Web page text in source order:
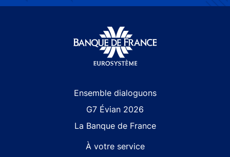
Ensemble dialoguons
G7 Évian 2026
La Banque de France
À votre service